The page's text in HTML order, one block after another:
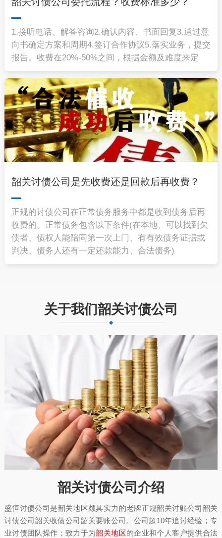
1.接听电话、解答咨询2.确认内容、书面回复3.通过意
向书确定方案和周期4.签订合作协议5.落实业务，提交
报告。收费在20%-50%之间，根据金额及难度来定
韶关讨债公司是先收费还是回款后再收费？
正规的讨债公司在正常债务服务中都是收到债务后再
收费的。正常债务包含以下条件(在本地、可以找到欠
债者、债权人能陪同第一次上门、有有效债务证据或
判决、债务人还有一定还款能力、合法债务)
关于我们韶关讨债公司
韶关讨债公司介绍
盛恒讨债公司是韶关地区颇具实力的老牌正规韶关讨账公司韶关
讨债公司韶关收债公司韶关要账公司。公司超10年追讨经验；专
业讨债团队操作；致力于为韶关地区的企业和个人客户提供合法